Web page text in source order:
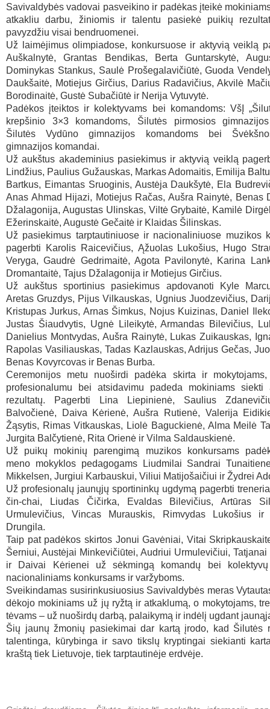
Savivaldybės vadovai pasveikino ir padėkas įteikė
atkakliu darbu, žiniomis ir talentu pasiekė puikių
pavyzdžiu visai bendruomenei.
Už laimėjimus olimpiadose, konkursuose ir aktyvią veiklą
Auškalnytė, Grantas Bendikas, Berta Guntarskytė,
Dominykas Stankus, Saulė Prošegalavičiūtė, Guoda
Daukšaitė, Motiejus Girčius, Darius Radavičius, Akvilė
Borodinaitė, Gustė Subačiūtė ir Nerija Vytuvytė.
Padėkos įteiktos ir kolektyvams bei komandoms: VšĮ
krepšinio 3×3 komandoms, Šilutės pirmosios
Šilutės Vydūno gimnazijos komandoms bei
gimnazijos komandai.
Už aukštus akademinius pasiekimus ir aktyvią veiklą
Lindžius, Paulius Gužauskas, Markas Adomaitis, Emilija
Bartkus, Eimantas Sruoginis, Austėja Daukšytė, Ela
Anas Ahmad Hijazi, Motiejus Račas, Aušra Rainytė, Benas
Džalagonija, Augustas Ulinskas, Viltė Grybaitė, Kamilė
Ežerinskaitė, Augustė Gečaitė ir Klaidas Šilinskas.
Už pasiekimus tarptautiniuose ir nacionaliniuose muzikos
pagerbti Karolis Raicevičius, Ąžuolas Lukošius, Hugo
Veryga, Gaudrė Gedrimaitė, Agota Pavilonytė, Karina
Dromantaitė, Tajus Džalagonija ir Motiejus Girčius.
Už aukštus sportinius pasiekimus apdovanoti Kyle
Aretas Gruzdys, Pijus Vilkauskas, Ugnius Juodzevičius,
Kristupas Jurkus, Arnas Šimkus, Nojus Kuizinas, Daniel
Justas Šiaudvytis, Ugnė Lileikytė, Armandas Bilevičius,
Danielius Montvydas, Aušra Rainytė, Lukas Zuikauskas,
Rapolas Vasiliauskas, Tadas Kazlauskas, Adrijus Gečas,
Benas Kovyrcovas ir Benas Burba.
Ceremonijos metu nuoširdi padėka skirta ir
profesionalumu bei atsidavimu padeda mokiniams siekti
rezultatų. Pagerbti Lina Liepinienė, Saulius
Balvočienė, Daiva Kėrienė, Aušra Rutienė, Valerija
Žąsytis, Rimas Vitkauskas, Liolė Baguckienė, Alma Meilė
Jurgita Balčytienė, Rita Orienė ir Vilma Saldauskienė.
Už puikų mokinių parengimą muzikos konkursams
meno mokyklos pedagogams Liudmilai Sandrai
Mikkelsen, Jurgiui Karbauskui, Viliui Matijošaičiui ir Žydrei
Už profesionalų jaunųjų sportininkų ugdymą pagerbti
čin-chai, Liudas Čičirka, Evaldas Bilevičius, Artūras
Urmulevičius, Vincas Murauskis, Rimvydas Lukošius ir
Drungila.
Taip pat padėkos skirtos Jonui Gavėniai, Vitai
Šerniui, Austėjai Minkevičiūtei, Audriui Urmulevičiui,
ir Daivai Kėrienei už sėkmingą komandų bei kolektyvų
nacionaliniams konkursams ir varžyboms.
Sveikindamas susirinkusiuosius Savivaldybės meras
dėkojo mokiniams už jų ryžtą ir atkaklumą, o mokytojams,
tėvams – už nuoširdų darbą, palaikymą ir indėlį ugdant
Šių jaunų žmonių pasiekimai dar kartą įrodo, kad Šilutės
talentinga, kūrybinga ir savo tikslų kryptingai siekianti
kraštą tiek Lietuvoje, tiek tarptautinėje erdvėje.